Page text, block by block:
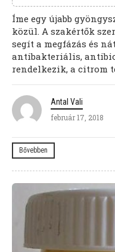
Íme egy újabb
közül. A szakértők
segít a megfázás és
antibakteriális,
rendelkezik, a citrom
Antal Vali
február 17, 2018
Bővebben